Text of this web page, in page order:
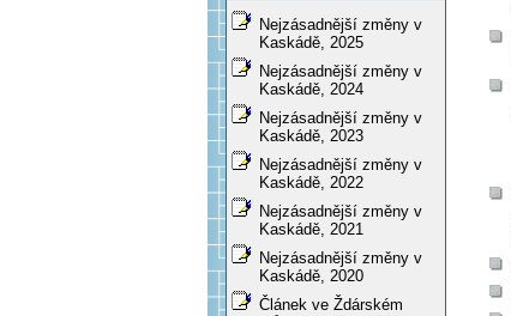
Nejzásadnější změny v
Kaskádě, 2025
Nejzásadnější změny v
Kaskádě, 2024
Nejzásadnější změny v
Kaskádě, 2023
Nejzásadnější změny v
Kaskádě, 2022
Nejzásadnější změny v
Kaskádě, 2021
Nejzásadnější změny v
Kaskádě, 2020
Článek ve Ždárském